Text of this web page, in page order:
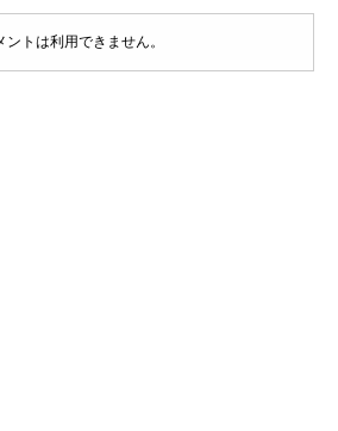
ントは利用できません。